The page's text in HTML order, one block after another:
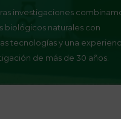
investigaciones
biológicos naturales con
tecnologías y una
de más de 30 años.